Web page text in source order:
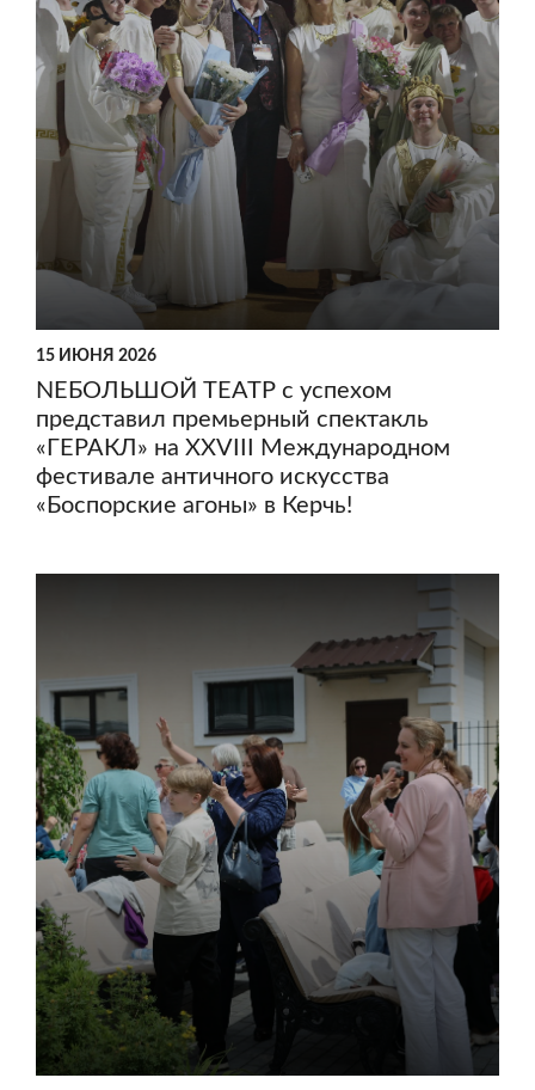
15 ИЮНЯ 2026
NЕБОЛЬШОЙ ТЕАТР с успехом
представил премьерный спектакль
«ГЕРАКЛ» на XXVIII Международном
фестивале античного искусства
«Боспорские агоны» в Керчь!